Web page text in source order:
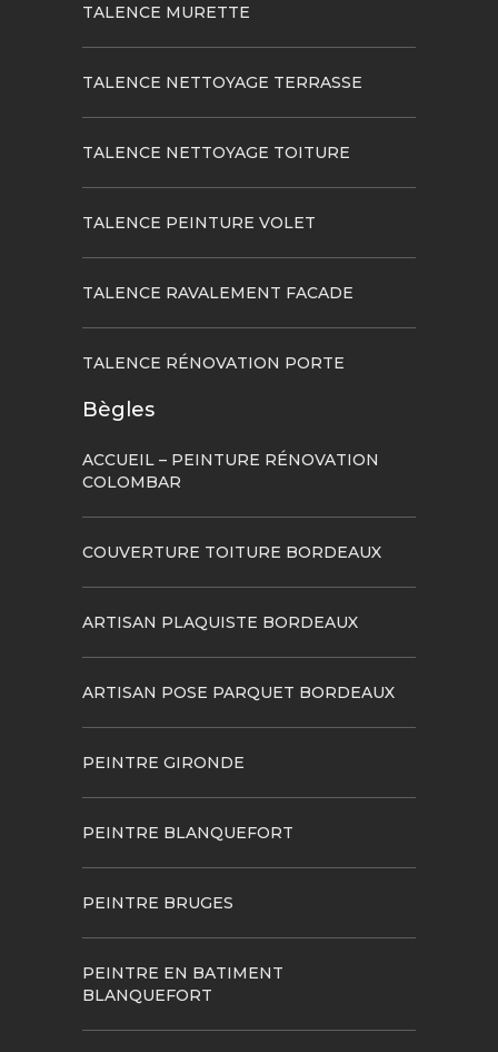
TALENCE MURETTE
TALENCE NETTOYAGE TERRASSE
TALENCE NETTOYAGE TOITURE
TALENCE PEINTURE VOLET
TALENCE RAVALEMENT FACADE
TALENCE RÉNOVATION PORTE
Bègles
ACCUEIL – PEINTURE RÉNOVATION
COLOMBAR
COUVERTURE TOITURE BORDEAUX
ARTISAN PLAQUISTE BORDEAUX
ARTISAN POSE PARQUET BORDEAUX
PEINTRE GIRONDE
PEINTRE BLANQUEFORT
PEINTRE BRUGES
PEINTRE EN BATIMENT
BLANQUEFORT